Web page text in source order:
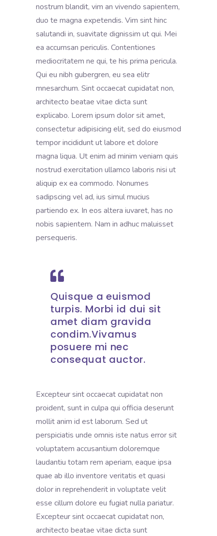
nostrum blandit, vim an vivendo sapientem,
duo te magna expetendis. Vim sint hinc
salutandi in, suavitate dignissim ut qui. Mei
ea accumsan periculis. Contentiones
mediocritatem ne qui, te his prima pericula.
Qui eu nibh gubergren, eu sea elitr
mnesarchum. Sint occaecat cupidatat non,
architecto beatae vitae dicta sunt
explicabo. Lorem ipsum dolor sit amet,
consectetur adipisicing elit, sed do eiusmod
tempor incididunt ut labore et dolore
magna liqua. Ut enim ad minim veniam quis
nostrud exercitation ullamco laboris nisi ut
aliquip ex ea commodo. Nonumes
sadipscing vel ad, ius simul mucius
partiendo ex. In eos altera iuvaret, has no
nobis sapientem. Nam in adhuc maluisset
persequeris.
Quisque a euismod
turpis. Morbi id dui sit
amet diam gravida
condim.Vivamus
posuere mi nec
consequat auctor.
Excepteur sint occaecat cupidatat non
proident, sunt in culpa qui officia deserunt
mollit anim id est laborum. Sed ut
perspiciatis unde omnis iste natus error sit
voluptatem accusantium doloremque
laudantiu totam rem aperiam, eaque ipsa
quae ab illo inventore veritatis et quasi
dolor in reprehenderit in voluptate velit
esse cillum dolore eu fugiat nulla pariatur.
Excepteur sint occaecat cupidatat non,
architecto beatae vitae dicta sunt